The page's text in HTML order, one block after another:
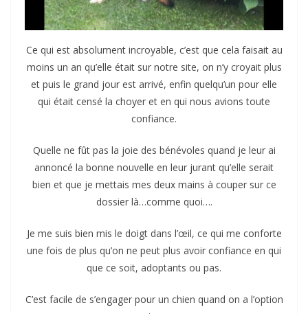
Ce qui est absolument incroyable, c’est que cela faisait au
moins un an qu’elle était sur notre site, on n’y croyait plus
et puis le grand jour est arrivé, enfin quelqu’un pour elle
qui était censé la choyer et en qui nous avions toute
confiance.
Quelle ne fût pas la joie des bénévoles quand je leur ai
annoncé la bonne nouvelle en leur jurant qu’elle serait
bien et que je mettais mes deux mains à couper sur ce
dossier là…comme quoi….
Je me suis bien mis le doigt dans l’œil, ce qui me conforte
une fois de plus qu’on ne peut plus avoir confiance en qui
que ce soit, adoptants ou pas.
C’est facile de s’engager pour un chien quand on a l’option